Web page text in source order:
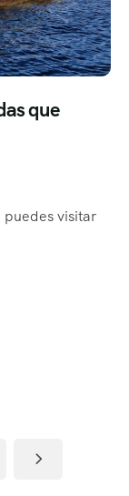
que
puedes visitar